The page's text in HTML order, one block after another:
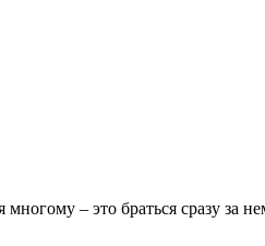
многому – это браться сразу за